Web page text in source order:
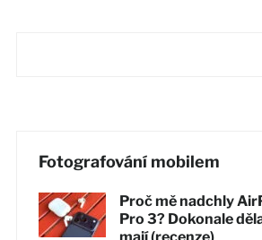
Fotografování mobilem
Proč mě nadchly
Pro 3? Dokonale